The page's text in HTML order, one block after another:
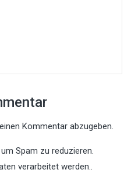
Kommentar abzugeben.
Spam zu reduzieren.
verarbeitet werden..